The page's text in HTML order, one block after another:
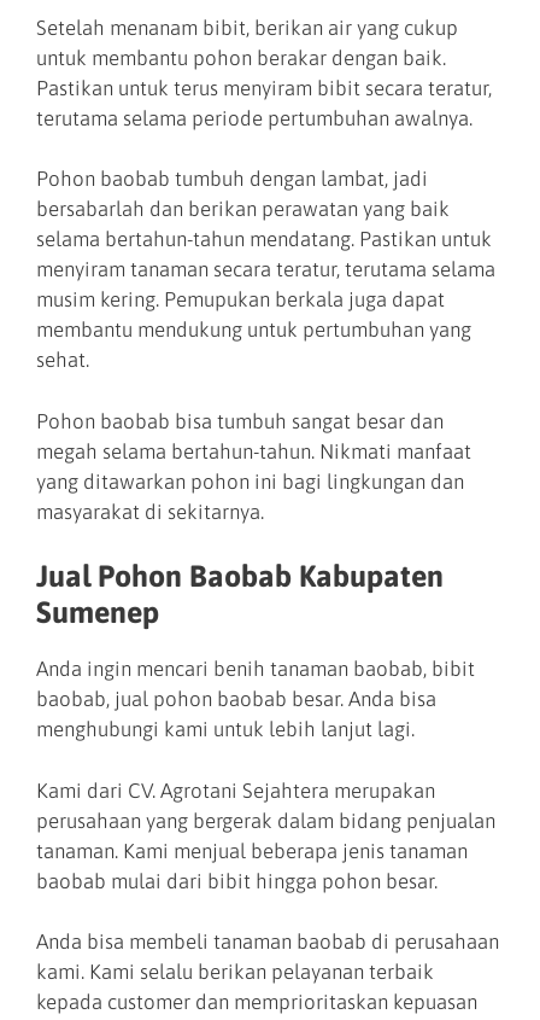
Setelah menanam bibit, berikan air yang cukup
untuk membantu pohon berakar dengan baik.
Pastikan untuk terus menyiram bibit secara teratur,
terutama selama periode pertumbuhan awalnya.
Pohon baobab tumbuh dengan lambat, jadi
bersabarlah dan berikan perawatan yang baik
selama bertahun-tahun mendatang. Pastikan untuk
menyiram tanaman secara teratur, terutama selama
musim kering. Pemupukan berkala juga dapat
membantu mendukung untuk pertumbuhan yang
sehat.
Pohon baobab bisa tumbuh sangat besar dan
megah selama bertahun-tahun. Nikmati manfaat
yang ditawarkan pohon ini bagi lingkungan dan
masyarakat di sekitarnya.
Jual Pohon Baobab Kabupaten
Sumenep
Anda ingin mencari benih tanaman baobab, bibit
baobab, jual pohon baobab besar. Anda bisa
menghubungi kami untuk lebih lanjut lagi.
Kami dari CV. Agrotani Sejahtera merupakan
perusahaan yang bergerak dalam bidang penjualan
tanaman. Kami menjual beberapa jenis tanaman
baobab mulai dari bibit hingga pohon besar.
Anda bisa membeli tanaman baobab di perusahaan
kami. Kami selalu berikan pelayanan terbaik
kepada customer dan memprioritaskan kepuasan